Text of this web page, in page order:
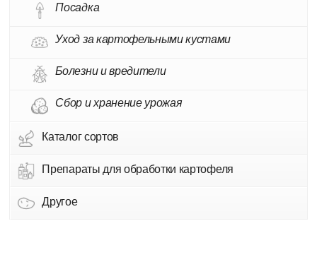
Посадка
Уход за картофельными кустами
Болезни и вредители
Сбор и хранение урожая
Каталог сортов
Препараты для обработки картофеля
Другое